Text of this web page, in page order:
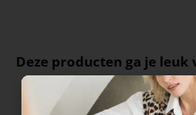
Deze producten ga je leuk